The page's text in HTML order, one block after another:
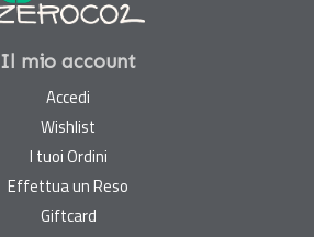
Il mio account
Accedi
Wishlist
I tuoi Ordini
Effettua un Reso
Giftcard